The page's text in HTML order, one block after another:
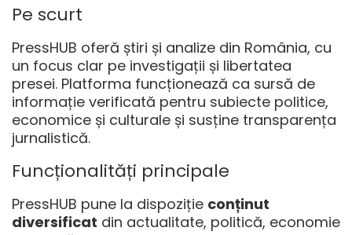
Pe scurt
PressHUB oferă știri și analize din România, cu
un focus clar pe investigații și libertatea
presei. Platforma funcționează ca sursă de
informație verificată pentru subiecte politice,
economice și culturale și susține transparența
jurnalistică.
Funcționalități principale
PressHUB pune la dispoziție conținut
diversificat din actualitate, politică, economie